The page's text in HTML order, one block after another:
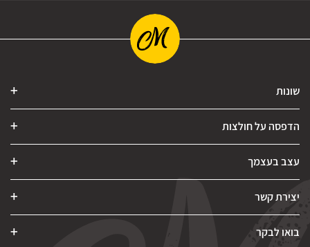
שונות
הדפסה על חולצות
עצב בעצמך
יצירת קשר
בואו לבקר